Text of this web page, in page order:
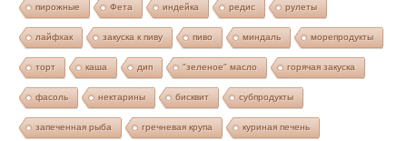
пирожные Фета индейка редис рулеты
лайфхак закуска к пиву пиво миндаль морепродукты
торт каша дип "зеленое" масло горячая закуска
фасоль нектарины бисквит субпродукты
запеченная рыба гречневая крупа куриная печень